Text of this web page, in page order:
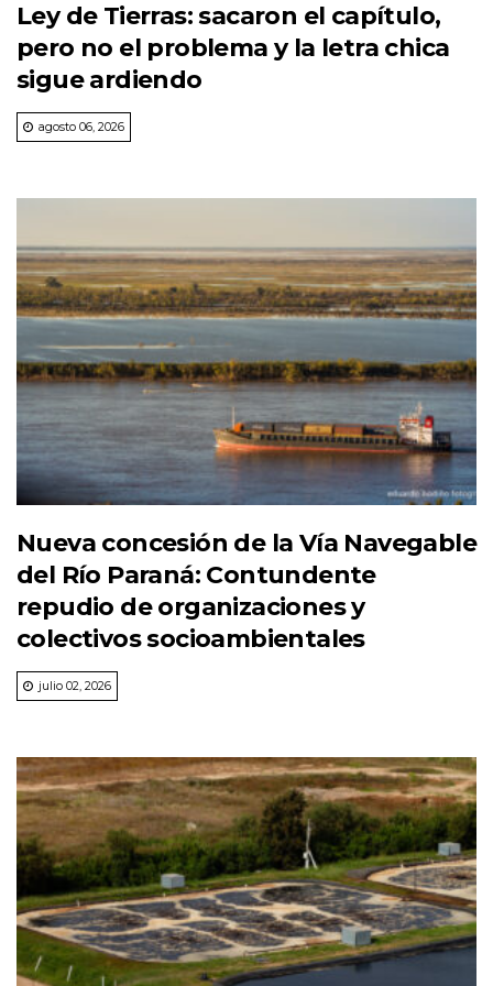
Ley de Tierras: sacaron el capítulo,
pero no el problema y la letra chica
sigue ardiendo
agosto 06, 2026
Nueva concesión de la Vía Navegable
del Río Paraná: Contundente
repudio de organizaciones y
colectivos socioambientales
julio 02, 2026